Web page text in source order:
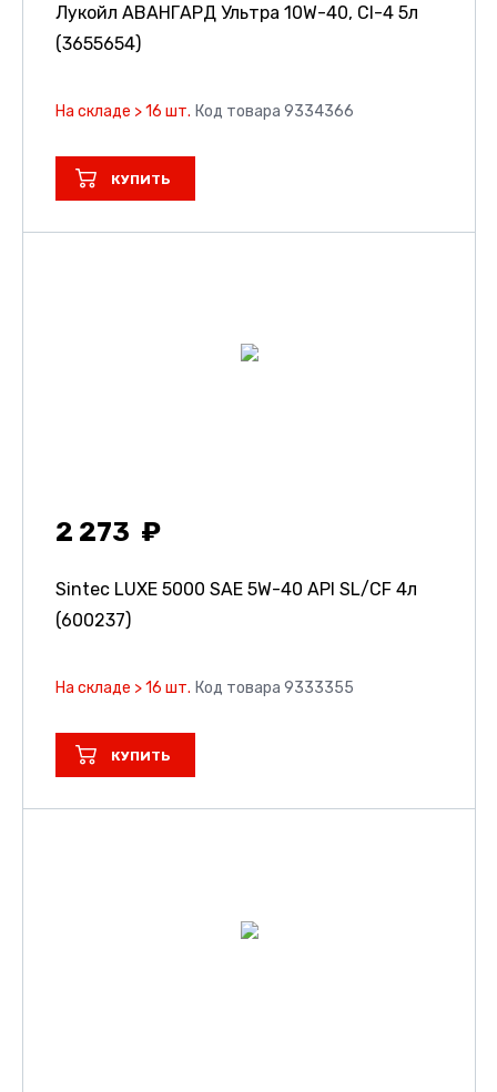
Лукойл АВАНГАРД Ультра 10W-40, СI-4 5л
(3655654)
На складе > 16 шт. Код товара 9334366
КУПИТЬ
2 273
Sintec LUXE 5000 SAE 5W-40 API SL/CF 4л
(600237)
На складе > 16 шт. Код товара 9333355
КУПИТЬ